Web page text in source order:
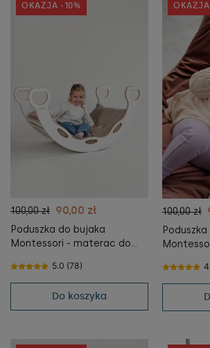
100,00 zł 90,00 zł
Poduszka do bujaka
Montessori - materac do
BEŻOWY 5.0 (78)
Do koszyka
OKAZJA -10%
100,00 zł
RÓŻOWY
OKAZJA